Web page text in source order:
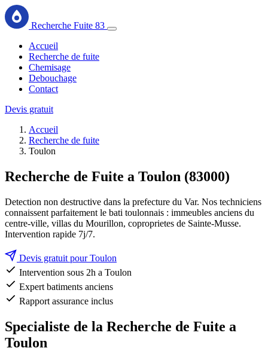
Recherche Fuite 83
Accueil
Recherche de fuite
Chemisage
Debouchage
Contact
Devis gratuit
Accueil
Recherche de fuite
Toulon
Recherche de Fuite a Toulon (83000)
Detection non destructive dans la prefecture du Var. Nos techniciens
connaissent parfaitement le bati toulonnais : immeubles anciens du
centre-ville, villas du Mourillon, coproprietes de Sainte-Musse.
Intervention rapide 7j/7.
Devis gratuit pour Toulon
Intervention sous 2h a Toulon
Expert batiments anciens
Rapport assurance inclus
Specialiste de la Recherche de Fuite a
Toulon